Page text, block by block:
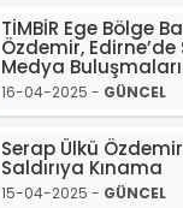
TİMBİR Ege Bölge
Özdemir,
Medya
16-04-2025 - GÜNCEL
Serap Ülkü
Saldırıya Kınama
15-04-2025 - GÜNCEL